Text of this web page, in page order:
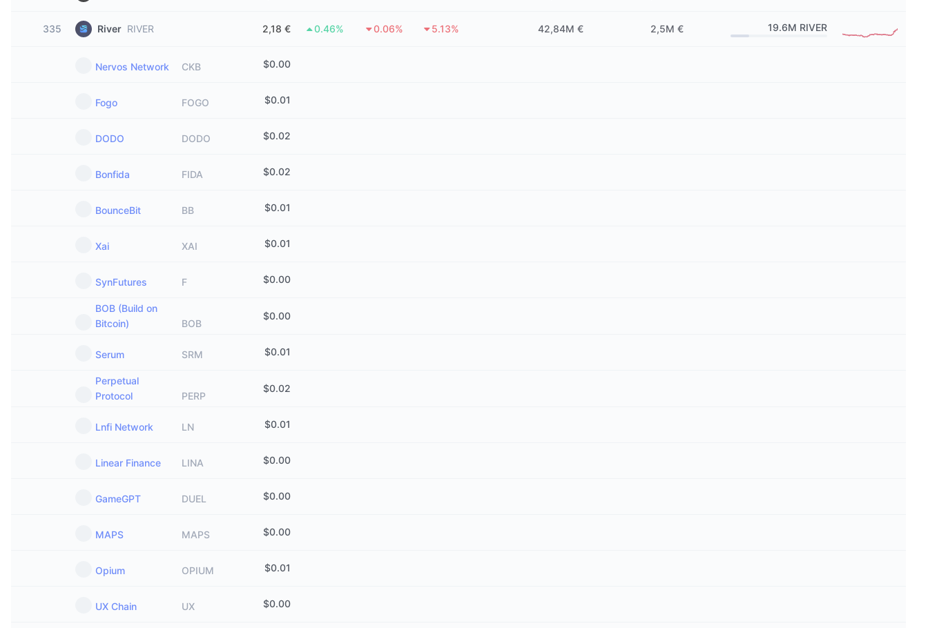
335 River RIVER 2,18 € 0.46% 0.06% 5.13% 42,84M € 2,5M € 19.6M RIVER
Nervos Network CKB $0.00
Fogo FOGO $0.01
DODO DODO $0.02
Bonfida FIDA $0.02
BounceBit BB $0.01
Xai XAI $0.01
SynFutures F $0.00
BOB (Build on
Bitcoin)
BOB
$0.00
Serum SRM $0.01
Perpetual
Protocol
PERP
$0.02
Lnfi Network LN $0.01
Linear Finance LINA $0.00
GameGPT DUEL $0.00
MAPS MAPS $0.00
Opium OPIUM $0.01
UX Chain UX $0.00